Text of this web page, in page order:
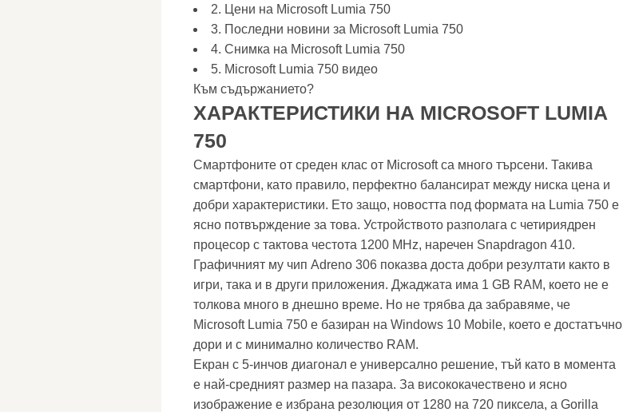
2. Цени на Microsoft Lumia 750
3. Последни новини за Microsoft Lumia 750
4. Снимка на Microsoft Lumia 750
5. Microsoft Lumia 750 видео
Към съдържанието?
ХАРАКТЕРИСТИКИ НА MICROSOFT LUMIA
750
Смартфоните от среден клас от Microsoft са много търсени. Такива
смартфони, като правило, перфектно балансират между ниска цена и
добри характеристики. Ето защо, новостта под формата на Lumia 750 е
ясно потвърждение за това. Устройството разполага с четириядрен
процесор с тактова честота 1200 MHz, наречен Snapdragon 410.
Графичният му чип Adreno 306 показва доста добри резултати както в
игри, така и в други приложения. Джаджата има 1 GB RAM, което не е
толкова много в днешно време. Но не трябва да забравяме, че
Microsoft Lumia 750 е базиран на Windows 10 Mobile, което е достатъчно
дори и с минимално количество RAM.
Екран с 5-инчов диагонал е универсално решение, тъй като в момента
е най-средният размер на пазара. За висококачествено и ясно
изображение е избрана резолюция от 1280 на 720 пиксела, а Gorilla